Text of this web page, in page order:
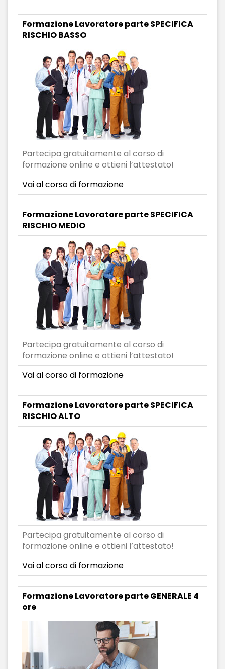
Formazione Lavoratore parte SPECIFICA
RISCHIO BASSO
Partecipa gratuitamente al corso di
formazione online e ottieni l’attestato!
Vai al corso di formazione
Formazione Lavoratore parte SPECIFICA
RISCHIO MEDIO
Partecipa gratuitamente al corso di
formazione online e ottieni l’attestato!
Vai al corso di formazione
Formazione Lavoratore parte SPECIFICA
RISCHIO ALTO
Partecipa gratuitamente al corso di
formazione online e ottieni l’attestato!
Vai al corso di formazione
Formazione Lavoratore parte GENERALE 4
ore